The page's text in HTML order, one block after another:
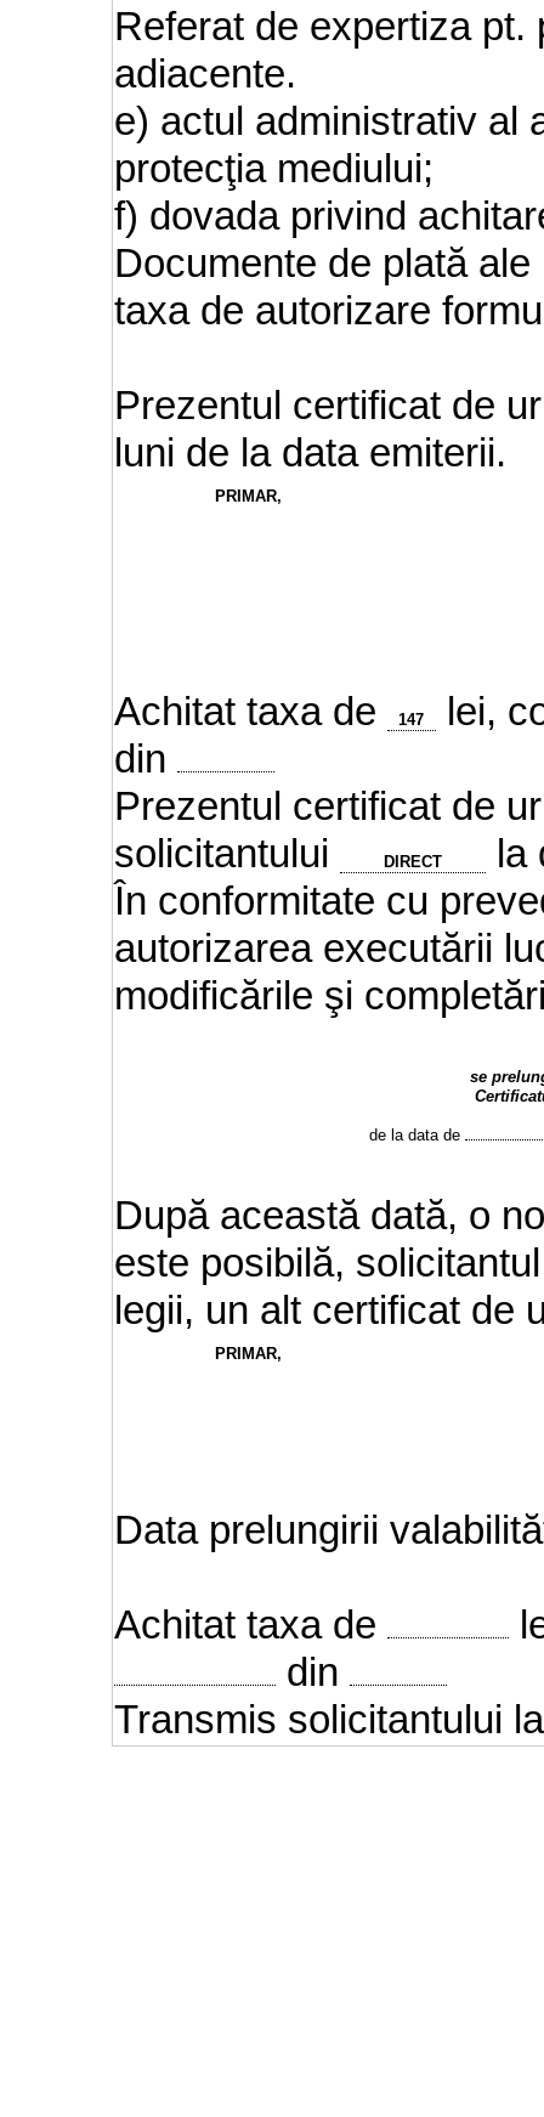
Referat de expertiza
adiacente.
e) actul administrativ al
protecţia mediului;
f) dovada privind
Documente de plată
taxa de autorizare
Prezentul certificat de
luni de la data emiterii.
PRIMAR,
Achitat taxa de 147
lei,
din
Prezentul certificat de
solicitantului
DIRECT
În conformitate cu
autorizarea executării
modificările şi
se
de la data de
După această dată, o
este posibilă,
legii, un alt certificat de
PRIMAR,
Data prelungirii
Achitat taxa de
din
Transmis solicitantului